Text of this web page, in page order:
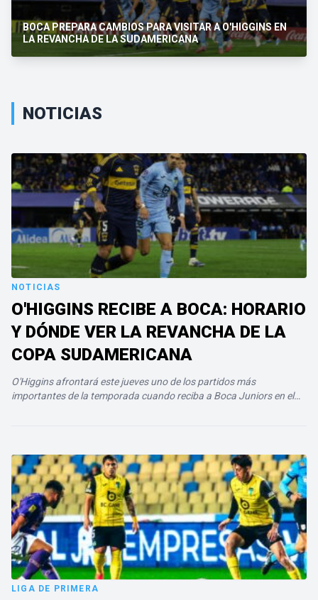
BOCA PREPARA CAMBIOS PARA VISITAR A O'HIGGINS EN
LA REVANCHA DE LA SUDAMERICANA
NOTICIAS
NOTICIAS
O'HIGGINS RECIBE A BOCA: HORARIO
Y DÓNDE VER LA REVANCHA DE LA
COPA SUDAMERICANA
O'Higgins afrontará este jueves uno de los partidos más
importantes de la temporada cuando reciba a Boca Juniors en el
LIGA DE PRIMERA